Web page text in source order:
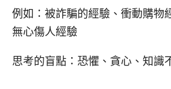
例如：被詐騙的經驗、衝動購物
無心傷人經驗
思考的盲點：恐懼、貪心、知識